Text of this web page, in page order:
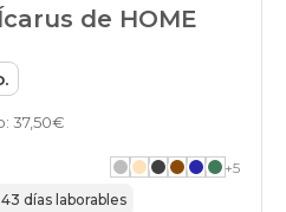
de HOME
37,50€
+5
días laborables